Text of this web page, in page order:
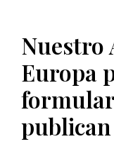
Nuestro
Europa